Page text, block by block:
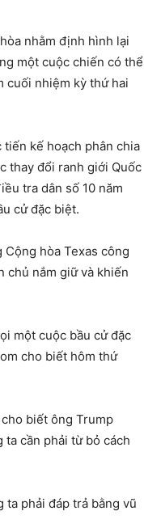
nhằm định hình lại
một cuộc chiến có thể
cuối nhiệm kỳ thứ hai
kế hoạch phân chia
thay đổi ranh giới Quốc
tra dân số 10 năm
cử đặc biệt.
hòa Texas công
chủ nắm giữ và khiến
một cuộc bầu cử đặc
cho biết hôm thứ
biết ông Trump
ta cần phải từ bỏ cách
ta phải đáp trả bằng vũ